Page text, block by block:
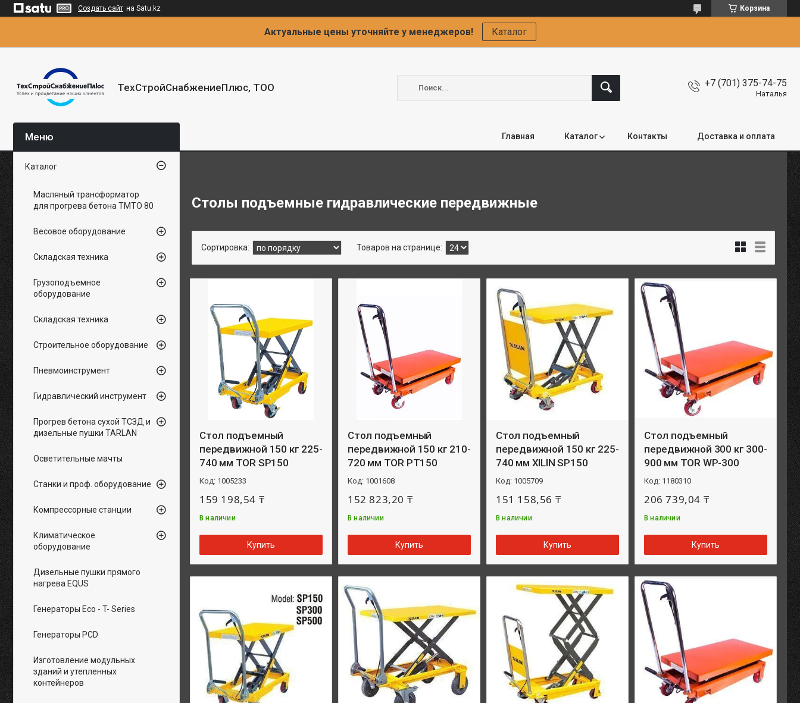
Создать сайт на Satu.kz Корзина
Актуальные цены уточняйте у менеджеров! Каталог
ТехСтройСнабжениеПлюс, ТОО +7 (701) 375-74-75
Наталья
Главная Каталог Контакты Доставка и оплата
Столы подъемные гидравлические передвижные
Стол подъемный
передвижной 150 кг 225-
740 мм TOR SP150
1005233
159 198,54 ₸
В наличии
Купить
Стол подъемный
передвижной 150 кг 210-
720 мм TOR PT150
1001608
152 823,20 ₸
В наличии
Купить
Стол подъемный
передвижной 150 кг 225-
740 мм XILIN SP150
1005709
151 158,56 ₸
В наличии
Купить
Стол подъемный
передвижной 300 кг 300-
900 мм TOR WP-300
1180310
206 739,04 ₸
В наличии
Купить
Каталог
Масляный трансформатор
для прогрева бетона ТМТО 80
Весовое оборудование
Складская техника
Грузоподъемное
оборудование
Складская техника
Строительное оборудование
Пневмоинструмент
Гидравлический инструмент
Прогрев бетона сухой ТСЗД и
дизельные пушки TARLAN
Осветительные мачты
Станки и проф. оборудование
Компрессорные станции
Климатическое
оборудование
Дизельные пушки прямого
нагрева EQUS
Генераторы Eco - T- Series
Генераторы PCD
Изготовление модульных
зданий и утепленных
контейнеров